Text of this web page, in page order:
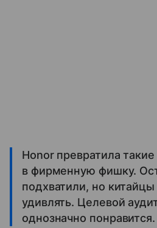
Honor превратила
в фирменную фишку.
подхватили, но
удивлять. Целевой
однозначно понравится.